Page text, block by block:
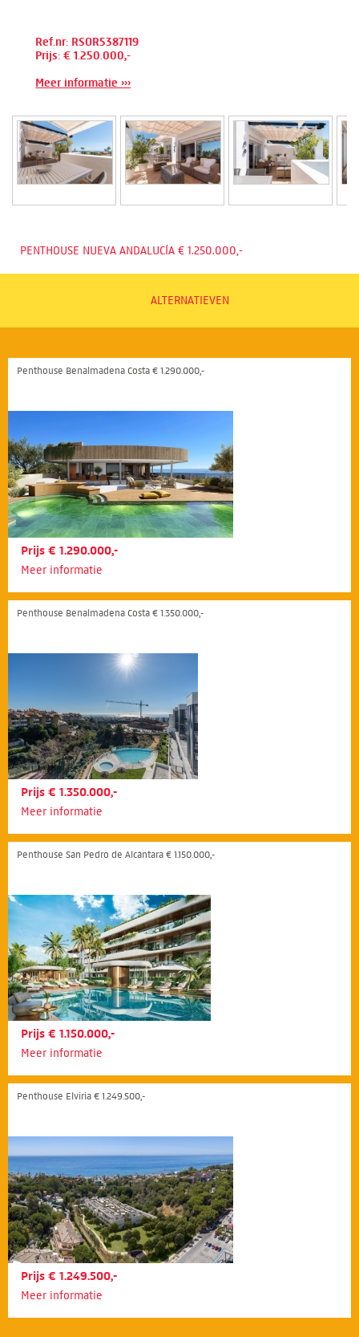
Ref.nr: RSOR5387119
Prijs: € 1.250.000,-
Meer informatie ›››
PENTHOUSE NUEVA ANDALUCÍA € 1.250.000,-
ALTERNATIEVEN
Penthouse Benalmadena Costa € 1.290.000,-
Prijs € 1.290.000,-
Meer informatie
Penthouse Benalmadena Costa € 1.350.000,-
Prijs € 1.350.000,-
Meer informatie
Penthouse San Pedro de Alcántara € 1.150.000,-
Prijs € 1.150.000,-
Meer informatie
Penthouse Elviria € 1.249.500,-
Prijs € 1.249.500,-
Meer informatie